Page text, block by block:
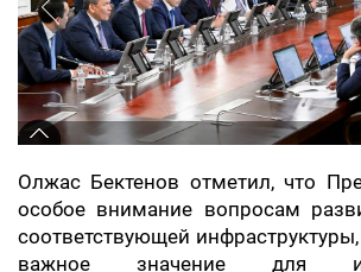
Олжас Бектенов отметил, что
особое внимание вопросам
соответствующей
важное значение для